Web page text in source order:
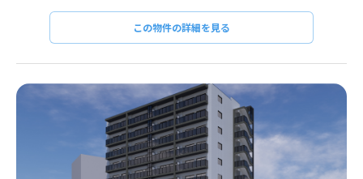
この物件の詳細を見る